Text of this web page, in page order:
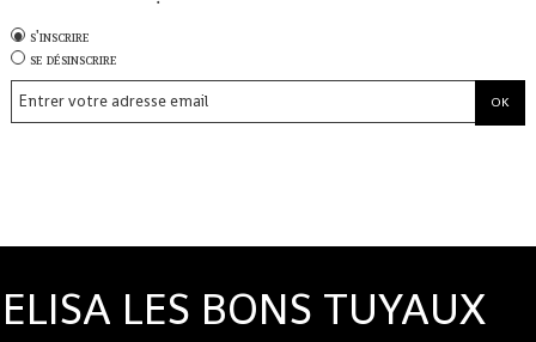
s'inscrire
se désinscrire
ELISA LES BONS TUYAUX